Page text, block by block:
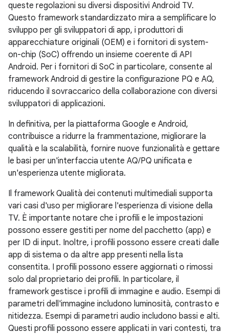
queste regolazioni su diversi dispositivi Android TV.
Questo framework standardizzato mira a semplificare lo
sviluppo per gli sviluppatori di app, i produttori di
apparecchiature originali (OEM) e i fornitori di system-
on-chip (SoC) offrendo un insieme coerente di API
Android. Per i fornitori di SoC in particolare, consente al
framework Android di gestire la configurazione PQ e AQ,
riducendo il sovraccarico della collaborazione con diversi
sviluppatori di applicazioni.
In definitiva, per la piattaforma Google e Android,
contribuisce a ridurre la frammentazione, migliorare la
qualità e la scalabilità, fornire nuove funzionalità e gettare
le basi per un'interfaccia utente AQ/PQ unificata e
un'esperienza utente migliorata.
Il framework Qualità dei contenuti multimediali supporta
vari casi d'uso per migliorare l'esperienza di visione della
TV. È importante notare che i profili e le impostazioni
possono essere gestiti per nome del pacchetto (app) e
per ID di input. Inoltre, i profili possono essere creati dalle
app di sistema o da altre app presenti nella lista
consentita. I profili possono essere aggiornati o rimossi
solo dal proprietario dei profili. In particolare, il
framework gestisce i profili di immagine e audio. Esempi di
parametri dell'immagine includono luminosità, contrasto e
nitidezza. Esempi di parametri audio includono bassi e alti.
Questi profili possono essere applicati in vari contesti, tra